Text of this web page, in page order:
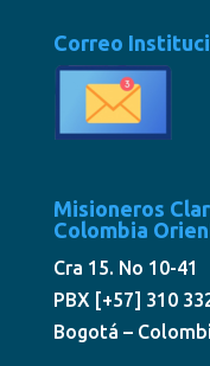
Correo
Misioneros
Colombia
Cra 15. No 10-41
PBX [+57] 310
Bogotá –